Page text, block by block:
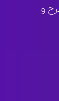
هزار طرح و